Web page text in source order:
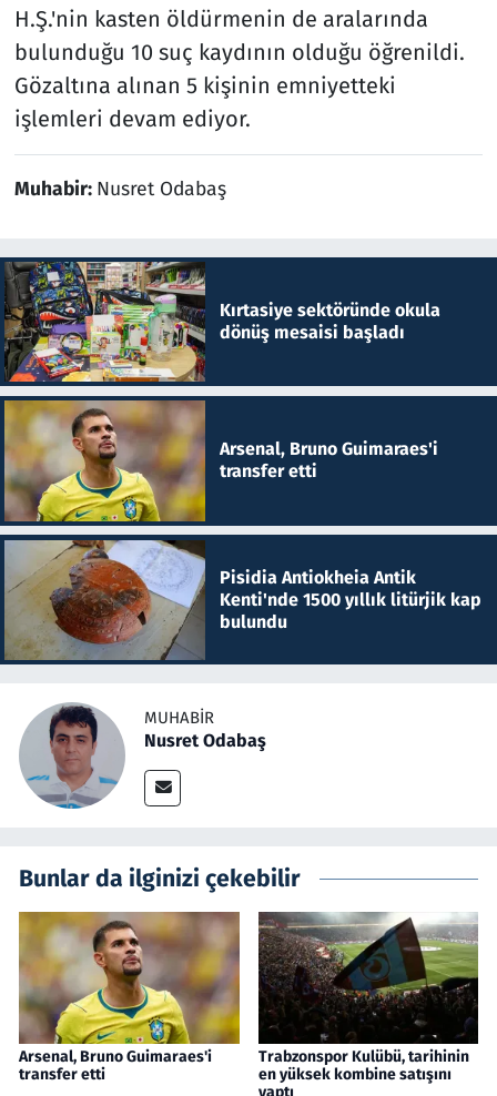
H.Ş.'nin kasten öldürmenin de aralarında
bulunduğu 10 suç kaydının olduğu öğrenildi.
Gözaltına alınan 5 kişinin emniyetteki
işlemleri devam ediyor.
Muhabir: Nusret Odabaş
Kırtasiye sektöründe okula
dönüş mesaisi başladı
Arsenal, Bruno Guimaraes'i
transfer etti
Pisidia Antiokheia Antik
Kenti'nde 1500 yıllık litürjik kap
bulundu
MUHABIR
Nusret Odabaş
Bunlar da ilginizi çekebilir
Arsenal, Bruno Guimaraes'i
transfer etti
Trabzonspor Kulübü, tarihinin
en yüksek kombine satışını